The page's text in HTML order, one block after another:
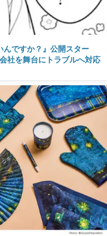
んですか？』公開スター
社を舞台にトラブルへ対応